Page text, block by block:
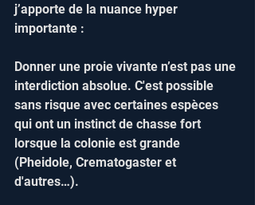
j’apporte de la nuance hyper
importante :
Donner une proie vivante n’est pas une
interdiction absolue. C'est possible
sans risque avec certaines espèces
qui ont un instinct de chasse fort
lorsque la colonie est grande
(Pheidole, Crematogaster et
d'autres…).